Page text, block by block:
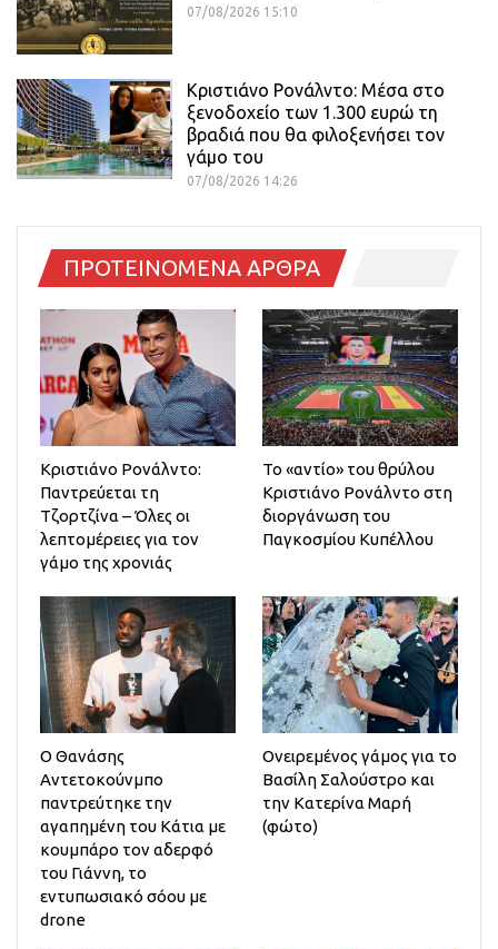
07/08/2026 15:10
Κριστιάνο Ρονάλντο: Μέσα στο
ξενοδοχείο των 1.300 ευρώ τη
βραδιά που θα φιλοξενήσει τον
γάμο του
07/08/2026 14:26
ΠΡΟΤΕΙΝΟΜΕΝΑ ΑΡΘΡΑ
Κριστιάνο Ρονάλντο:
Παντρεύεται τη
Τζορτζίνα – Όλες οι
λεπτομέρειες για τον
γάμο της χρονιάς
Το «αντίο» του θρύλου
Κριστιάνο Ρονάλντο στη
διοργάνωση του
Παγκοσμίου Κυπέλλου
Ο Θανάσης
Αντετοκούνμπο
παντρεύτηκε την
αγαπημένη του Κάτια με
κουμπάρο τον αδερφό
του Γιάννη, το
εντυπωσιακό σόου με
drone
Ονειρεμένος γάμος για το
Βασίλη Σαλούστρο και
την Κατερίνα Μαρή
(φώτο)